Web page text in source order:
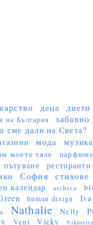
деца диети
на България забавно
сме дали на Света?
мода музика
моето тяло
пътуване
София стихове
календар archive
human design Iva
Nathalie Nelly
Veni Vicky Viktoriya